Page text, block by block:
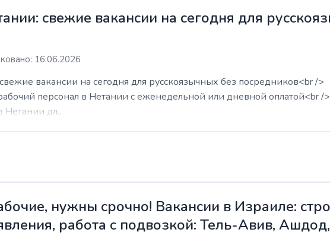
свежие вакансии на сегодня для
16.06.2026
вакансии на сегодня для русскоязычных без посредников<br />
персонал в Нетании с еженедельной или дневной оплатой<br />
Нетании дл...
нужны срочно! Вакансии в Израиле:
работа с подвозкой: Тель-Авив,